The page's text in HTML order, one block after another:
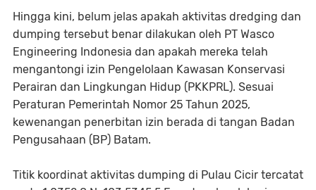
Hingga kini, belum jelas apakah aktivitas dredging dan
dumping tersebut benar dilakukan oleh PT Wasco
Engineering Indonesia dan apakah mereka telah
mengantongi izin Pengelolaan Kawasan Konservasi
Perairan dan Lingkungan Hidup (PKKPRL). Sesuai
Peraturan Pemerintah Nomor 25 Tahun 2025,
kewenangan penerbitan izin berada di tangan Badan
Pengusahaan (BP) Batam.
Titik koordinat aktivitas dumping di Pulau Cicir tercatat